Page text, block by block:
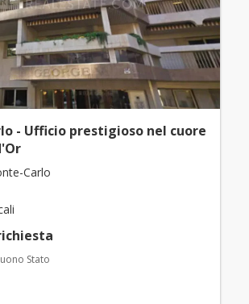
- Ufficio prestigioso nel cuore
Carlo
Stato